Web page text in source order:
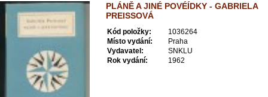
PLÁNĚ A JINÉ POVÉÍDKY - GABRIELA
PREISSOVÁ
Kód položky:
1036264
Místo vydání:
Praha
Vydavatel:
SNKLU
Rok vydání:
1962